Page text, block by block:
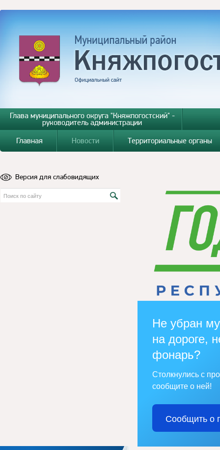
Глава муниципального округа "Княжпогостский" -
руководитель администрации
Главная
Новости Территориальные органы
Версия для слабовидящих
Не убран
на дороге,
фонарь?
Столкнулись с
сообщите о ней!
Сообщить о